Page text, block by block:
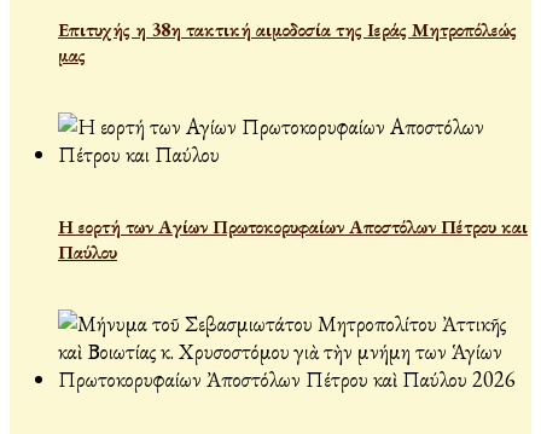
Επιτυχής η 38η τακτική αιμοδοσία της Ιεράς Μητροπόλεώς
μας
Η εορτή των Αγίων Πρωτοκορυφαίων Αποστόλων Πέτρου και
Παύλου